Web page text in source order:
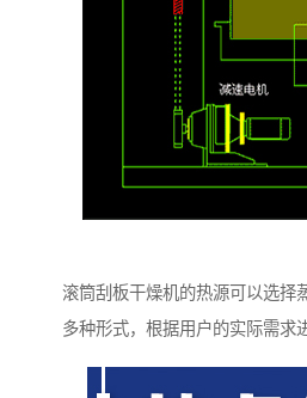
滚筒刮板干燥机的热源可以选择
多种形式，根据用户的实际需求